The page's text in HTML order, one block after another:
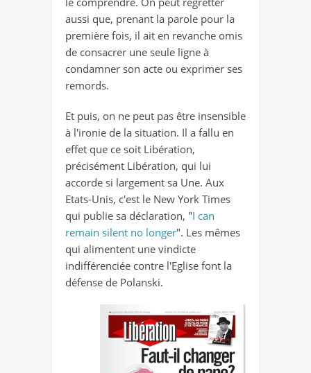
aussi que, prenant la parole pour la
première fois, il ait en revanche omis
de consacrer une seule ligne à
condamner son acte ou exprimer ses
remords.
Et puis, on ne peut pas être insensible
à l'ironie de la situation. Il a fallu en
effet que ce soit Libération,
précisément Libération, qui lui
accorde si largement sa Une. Aux
Etats-Unis, c'est le New York Times
qui publie sa déclaration, "I can
remain silent no longer". Les mêmes
qui alimentent une vindicte
indifférenciée contre l'Eglise font la
défense de Polanski.